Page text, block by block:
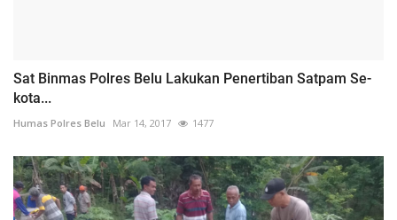
Sat Binmas Polres Belu Lakukan Penertiban Satpam Se-
kota...
Humas Polres Belu Mar 14, 2017 1477